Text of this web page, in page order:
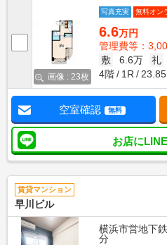
画像 : 23枚
写真充実 無料オン
6.6万円
管理費等：
敷
6.6万 礼
4階
1R
空室確認 無料
お店に
賃貸マンション
早川ビル
横浜市営地下
分